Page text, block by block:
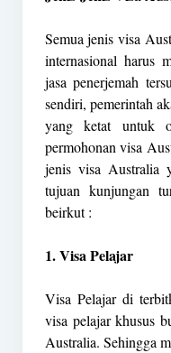
Semua jenis visa
internasional harus
jasa penerjemah
sendiri, pemerintah
yang ketat untuk
permohonan visa
jenis visa Australia
tujuan kunjungan
beirkut :
1. Visa Pelajar
Visa Pelajar di
visa pelajar khusus
Australia. Sehingga